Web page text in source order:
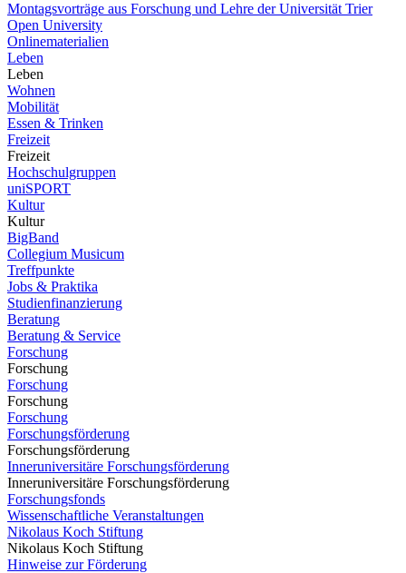
Montagsvorträge aus Forschung und Lehre der Universität Trier
Open University
Onlinematerialien
Leben
Leben
Wohnen
Mobilität
Essen & Trinken
Freizeit
Freizeit
Hochschulgruppen
uniSPORT
Kultur
Kultur
BigBand
Collegium Musicum
Treffpunkte
Jobs & Praktika
Studienfinanzierung
Beratung
Beratung & Service
Forschung
Forschung
Forschung
Forschung
Forschung
Forschungsförderung
Forschungsförderung
Inneruniversitäre Forschungsförderung
Inneruniversitäre Forschungsförderung
Forschungsfonds
Wissenschaftliche Veranstaltungen
Nikolaus Koch Stiftung
Nikolaus Koch Stiftung
Hinweise zur Förderung